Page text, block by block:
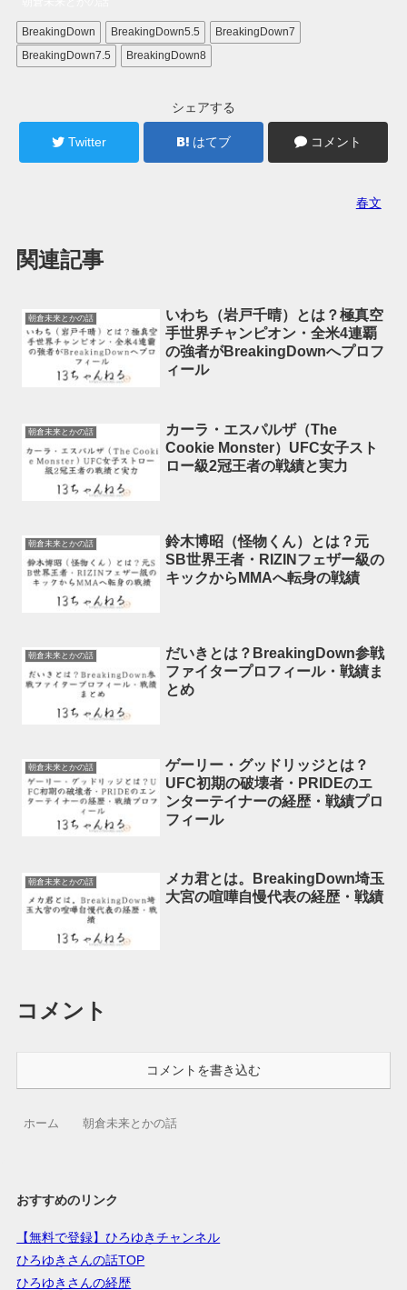
BreakingDown BreakingDown5.5
BreakingDown7
BreakingDown7.5
BreakingDown8
シェアする
Twitter はてブ コメント
春文
関連記事
朝倉未来とかの話
いわち（岩戸千晴）とは？極真空
手世界チャンピオン・全米4連覇
の強者がBreakingDownへプロフ
ィール
朝倉未来とかの話
カーラ・エスパルザ（The
Cookie Monster）UFC女子スト
ロー級2冠王者の戦績と実力
朝倉未来とかの話
鈴木博昭（怪物くん）とは？元
SB世界王者・RIZINフェザー級の
キックからMMAへ転身の戦績
朝倉未来とかの話
だいきとは？BreakingDown参戦
ファイタープロフィール・戦績ま
とめ
朝倉未来とかの話
ゲーリー・グッドリッジとは？
UFC初期の破壊者・PRIDEのエ
ンターテイナーの経歴・戦績プロ
フィール
朝倉未来とかの話
メカ君とは。BreakingDown埼玉
大宮の喧嘩自慢代表の経歴・戦績
コメント
コメントを書き込む
ホーム 朝倉未来とかの話
おすすめのリンク
【無料で登録】ひろゆきチャンネル
ひろゆきさんの話TOP
ひろゆきさんの経歴